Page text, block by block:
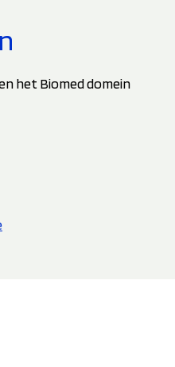
het Biomed domein